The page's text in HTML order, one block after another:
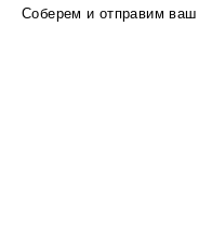
Соберем и отправим ваш